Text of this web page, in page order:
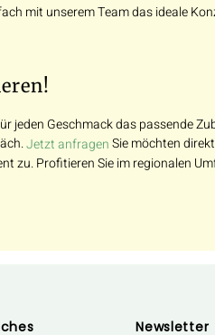
mit unserem Team das ideale
Geschmack das passende
Jetzt anfragenSie möchten
Profitieren Sie im regionalen
Newsletter